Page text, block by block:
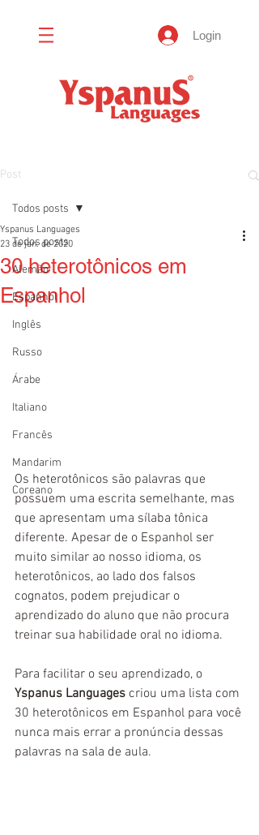
Login
Post
Todos posts
Alemão
Espanhol
Inglês
Russo
Árabe
Italiano
Francês
Mandarim
Coreano
Todos posts
30 heterotônicos em
Espanhol
Yspanus Languages
23 de jan. de 2020
Os heterotônicos são palavras que
possuem uma escrita semelhante, mas
que apresentam uma sílaba tônica
diferente. Apesar de o Espanhol ser
muito similar ao nosso idioma, os
heterotônicos, ao lado dos falsos
cognatos, podem prejudicar o
aprendizado do aluno que não procura
treinar sua habilidade oral no idioma.
Para facilitar o seu aprendizado, o
Yspanus Languages criou uma lista com
30 heterotônicos em Espanhol para você
nunca mais errar a pronúncia dessas
palavras na sala de aula.